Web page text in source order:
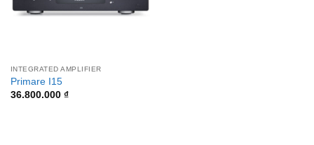
INTEGRATED AMPLIFIER
Primare I15
36.800.000 ₫